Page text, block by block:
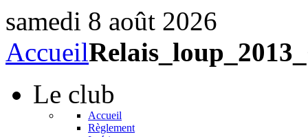
samedi 8 août 2026
Accueil
Le club
Accueil
Règlement